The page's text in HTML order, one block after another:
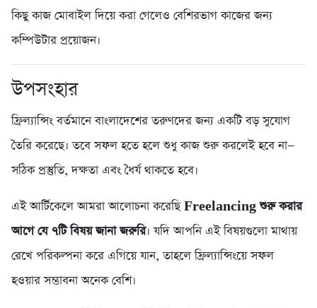
কিছু কাজ মোবাইল দিয়ে করা গেলেও বেশিরভাগ কাজের জন্য
কম্পিউটার প্রয়োজন।
উপসংহার
ফ্রিল্যান্সিং বর্তমানে বাংলাদেশের তরুণদের জন্য একটি বড় সুযোগ
তৈরি করেছে। তবে সফল হতে হলে শুধু কাজ শুরু করলেই হবে না—
সঠিক প্রস্তুতি, দক্ষতা এবং ধৈর্য থাকতে হবে।
এই আর্টিকেলে আমরা আলোচনা করেছিFreelancing শুরু করার
আগে যে ৭টি বিষয় জানা জরুরি। যদি আপনি এই বিষয়গুলো মাথায়
রেখে পরিকল্পনা করে এগিয়ে যান, তাহলে ফ্রিল্যান্সিংয়ে সফল
হওয়ার সম্ভাবনা অনেক বেশি।